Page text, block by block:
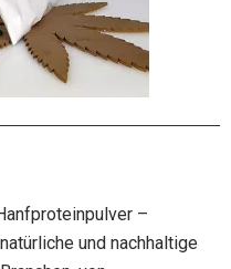
–
und nachhaltige